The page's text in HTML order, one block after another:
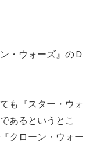
・ウォーズ』のＤ
も『スター・ウォ
あるというとこ
クローン・ウォー